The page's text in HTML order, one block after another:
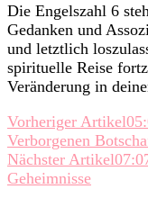
Die Engelszahl 6
Gedanken und
und letztlich
spirituelle Reise
Veränderung in
Vorheriger Artikel
Verborgenen
Nächster Artikel
Geheimnisse